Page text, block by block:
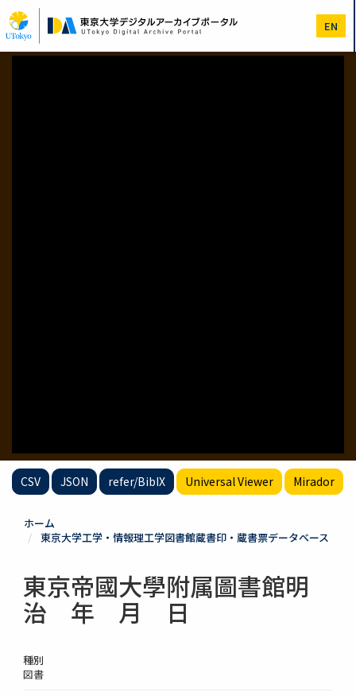
イ
ン
コ
EN
CSV JSON refer/BibIX Universal Viewer Mirador
ホーム
東京大学工学・情報理工学図書館蔵書印・蔵書票データベース
東京帝國大學附属圖書館明
治 年 月 日
種別
図書